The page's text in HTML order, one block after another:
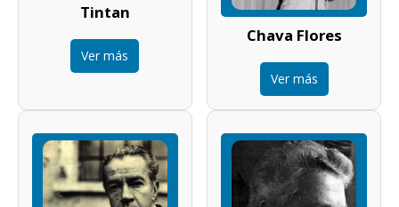
Tintan
Ver más
Chava Flores
Ver más